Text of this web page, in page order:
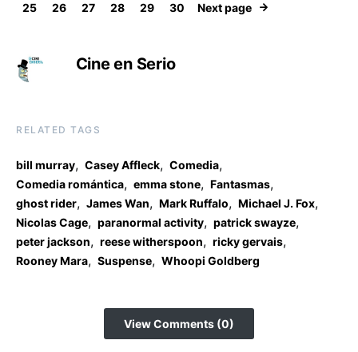
25
26 27 28 29 30 Next page
Cine en Serio
RELATED TAGS
bill murray, Casey Affleck, Comedia,
Comedia romántica, emma stone, Fantasmas,
ghost rider, James Wan, Mark Ruffalo, Michael J. Fox,
Nicolas Cage, paranormal activity, patrick swayze,
peter jackson, reese witherspoon, ricky gervais,
Rooney Mara, Suspense, Whoopi Goldberg
View Comments (0)